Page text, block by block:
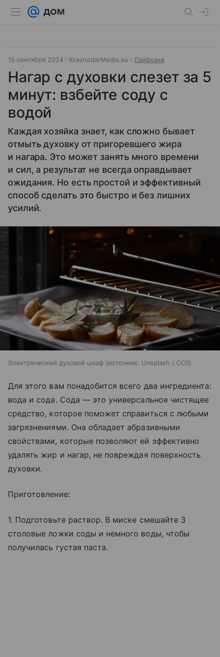
15 сентября 2024 KrasnodarMedia.su Лайфхаки
Нагар с духовки слезет за 5
минут: взбейте соду с
водой
Каждая хозяйка знает, как сложно бывает
отмыть духовку от пригоревшего жира
и нагара. Это может занять много времени
и сил, а результат не всегда оправдывает
ожидания. Но есть простой и эффективный
способ сделать это быстро и без лишних
усилий.
Электрический духовой шкаф источник: Unsplash / CC0
Для этого вам понадобится всего два ингредиента:
вода и сода. Сода — это универсальное чистящее
средство, которое поможет справиться с любыми
загрязнениями. Она обладает абразивными
свойствами, которые позволяют ей эффективно
удалять жир и нагар, не повреждая поверхность
духовки.
Приготовление:
1. Подготовьте раствор. В миске смешайте 3
столовые ложки соды и немного воды, чтобы
получилась густая паста.